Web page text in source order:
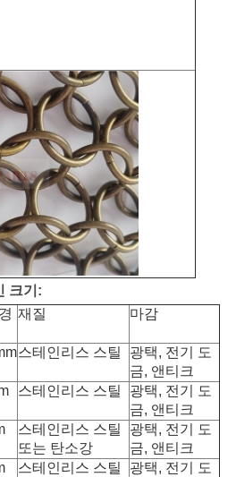
크기:
재질 마감
스테인리스 스틸
광택, 전기 도
금, 앤티크
스테인리스 스틸
광택, 전기 도
금, 앤티크
스테인리스 스틸
또는 탄소강
광택, 전기 도
금, 앤티크
스테인리스 스틸
광택, 전기 도